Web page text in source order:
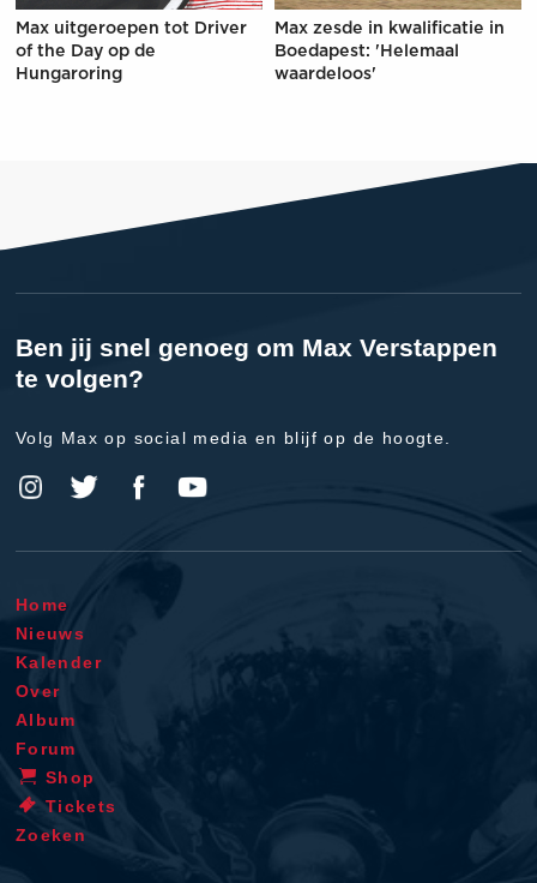
Max uitgeroepen tot Driver
of the Day op de
Hungaroring
Max zesde in kwalificatie in
Boedapest: 'Helemaal
waardeloos'
Ben jij snel genoeg om Max Verstappen
te volgen?
Volg Max op social media en blijf op de hoogte.
Home
Nieuws
Kalender
Over
Album
Forum
Shop
Tickets
Zoeken